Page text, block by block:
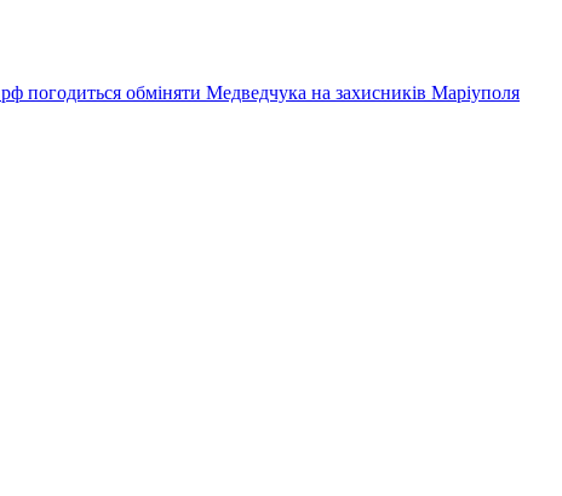
погодиться обміняти Медведчука на захисників Маріуполя